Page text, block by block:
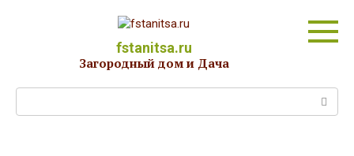
fstanitsa.ru
Загородный дом и Дача